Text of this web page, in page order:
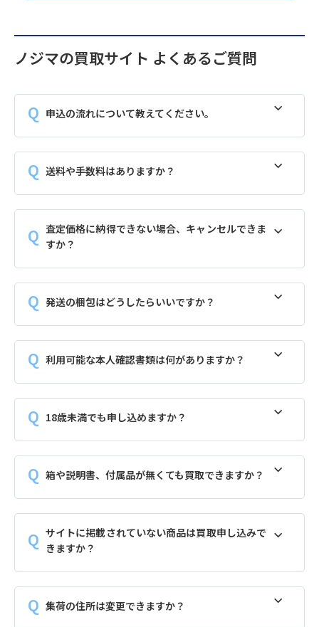
ノジマの買取サイト よくあるご質問
申込の流れについて教えてください。
送料や手数料はありますか？
査定価格に納得できない場合、キャンセルできま
すか？
発送の梱包はどうしたらいいですか？
利用可能な本人確認書類は何がありますか？
18歳未満でも申し込めますか？
箱や説明書、付属品が無くても買取できますか？
サイトに掲載されていない商品は買取申し込みで
きますか？
集荷の住所は変更できますか？